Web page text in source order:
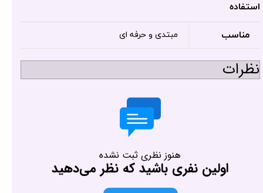
استفاده
مناسب مبتدی و حرفه ای
نظرات
هنوز نظری ثبت نشده
اولین نفری باشید که نظر می‌دهید